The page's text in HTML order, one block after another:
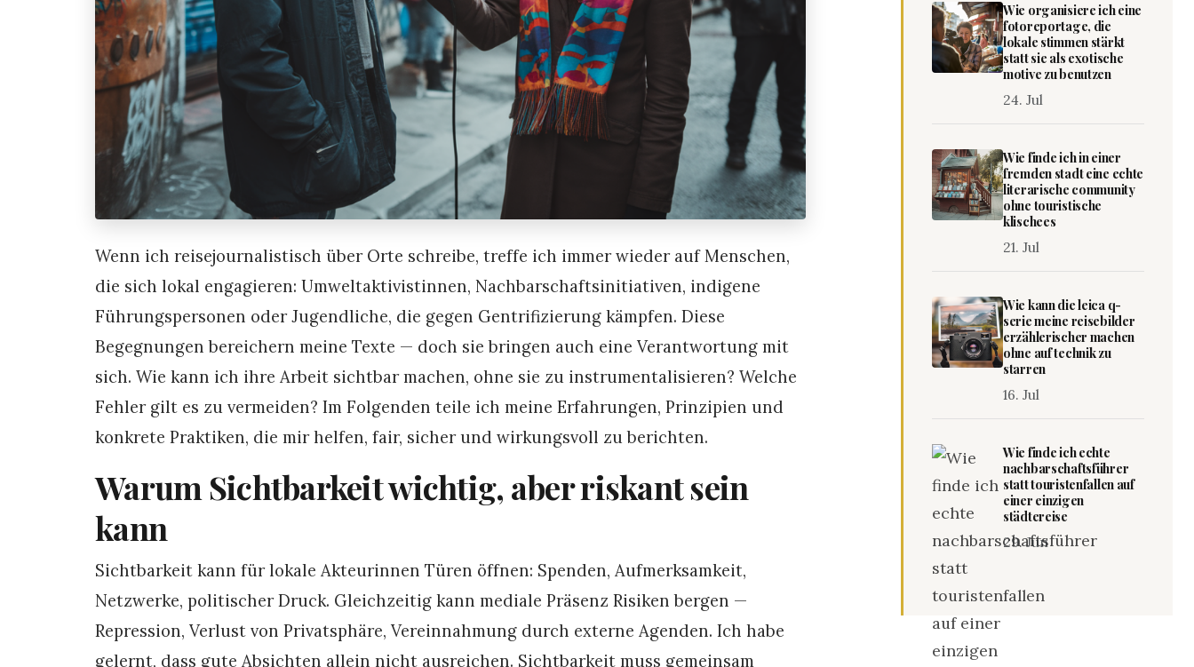
Wenn ich reisejournalistisch über Orte schreibe, treffe ich immer wieder auf Menschen,
die sich lokal engagieren: Umweltaktivistinnen, Nachbarschaftsinitiativen, indigene
Führungspersonen oder Jugendliche, die gegen Gentrifizierung kämpfen. Diese
Begegnungen bereichern meine Texte — doch sie bringen auch eine Verantwortung mit
sich. Wie kann ich ihre Arbeit sichtbar machen, ohne sie zu instrumentalisieren? Welche
Fehler gilt es zu vermeiden? Im Folgenden teile ich meine Erfahrungen, Prinzipien und
konkrete Praktiken, die mir helfen, fair, sicher und wirkungsvoll zu berichten.
Warum Sichtbarkeit wichtig, aber riskant sein
kann
Sichtbarkeit kann für lokale Akteurinnen Türen öffnen: Spenden, Aufmerksamkeit,
Netzwerke, politischer Druck. Gleichzeitig kann mediale Präsenz Risiken bergen —
Repression, Verlust von Privatsphäre, Vereinnahmung durch externe Agenden. Ich habe
gelernt, dass gute Absichten allein nicht ausreichen. Sichtbarkeit muss gemeinsam
Wie organisiere ich eine
fotoreportage, die
lokale stimmen stärkt
statt sie als exotische
motive zu benutzen
24. Jul
Wie finde ich in einer
fremden stadt eine echte
literarische community
ohne touristische
klischees
21. Jul
Wie kann die leica q-
serie meine reisebilder
erzählerischer machen
ohne auf technik zu
starren
16. Jul
Wie finde ich echte
nachbarschaftsführer
statt touristenfallen auf
einer einzigen
städtereise
29. Jun